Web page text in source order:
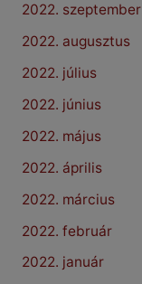
2022. szeptember
2022. augusztus
2022. július
2022. június
2022. május
2022. április
2022. március
2022. február
2022. január